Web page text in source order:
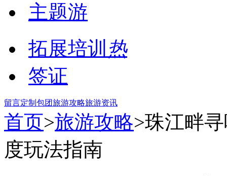
主题游
拓展培训 热
签证
留言定制包团旅游攻略旅游资讯
首页>旅游攻略>珠江畔
度玩法指南